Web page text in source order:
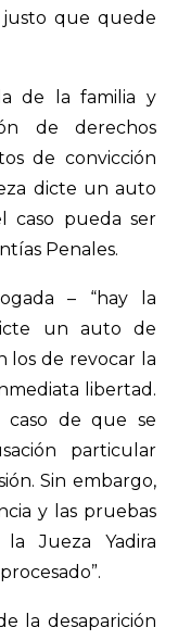
que quede
de la familia y
de derechos
de convicción
dicte un auto
caso pueda ser
Penales.
– “hay la
un auto de
los de revocar la
libertad.
de que se
particular
Sin embargo,
y las pruebas
Jueza Yadira
la desaparición